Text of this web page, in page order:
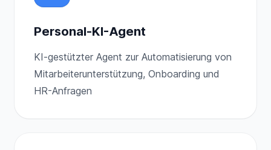
Personal-KI-Agent
KI-gestützter Agent zur Automatisierung von
Mitarbeiterunterstützung, Onboarding und
HR-Anfragen